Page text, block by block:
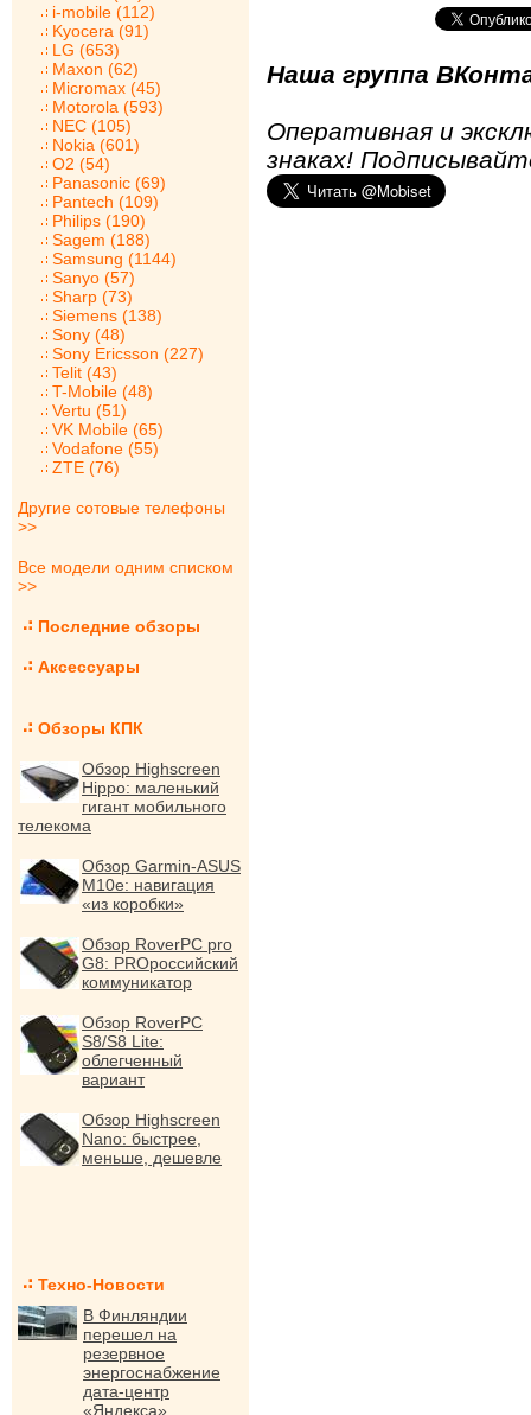
i-mobile (112)
Kyocera (91)
LG (653)
Maxon (62)
Micromax (45)
Motorola (593)
NEC (105)
Nokia (601)
O2 (54)
Panasonic (69)
Pantech (109)
Philips (190)
Sagem (188)
Samsung (1144)
Sanyo (57)
Sharp (73)
Siemens (138)
Sony (48)
Sony Ericsson (227)
Telit (43)
T-Mobile (48)
Vertu (51)
VK Mobile (65)
Vodafone (55)
ZTE (76)
Другие сотовые телефоны
>>
Все модели одним списком
>>
Последние обзоры
Аксессуары
Обзоры КПК
Обзор Highscreen
Hippo: маленький
гигант мобильного
телекома
Обзор Garmin-ASUS
M10e: навигация
«из коробки»
Обзор RoverPC pro
G8: PROроссийский
коммуникатор
Обзор RoverPC
S8/S8 Lite:
облегченный
вариант
Обзор Highscreen
Nano: быстрее,
меньше, дешевле
Техно-Новости
В Финляндии
перешел на
резервное
энергоснабжение
дата-центр
«Яндекса»
Наша группа
Оперативная и
знаках!